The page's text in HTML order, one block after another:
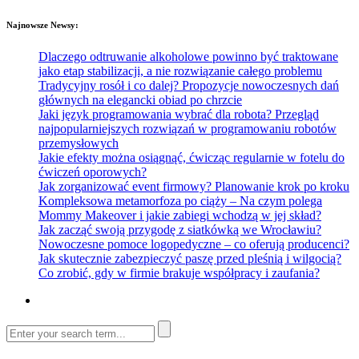
Najnowsze Newsy:
Dlaczego odtruwanie alkoholowe powinno być traktowane
jako etap stabilizacji, a nie rozwiązanie całego problemu
Tradycyjny rosół i co dalej? Propozycje nowoczesnych dań
głównych na elegancki obiad po chrzcie
Jaki język programowania wybrać dla robota? Przegląd
najpopularniejszych rozwiązań w programowaniu robotów
przemysłowych
Jakie efekty można osiągnąć, ćwicząc regularnie w fotelu do
ćwiczeń oporowych?
Jak zorganizować event firmowy? Planowanie krok po kroku
Kompleksowa metamorfoza po ciąży – Na czym polega
Mommy Makeover i jakie zabiegi wchodzą w jej skład?
Jak zacząć swoją przygodę z siatkówką we Wrocławiu?
Nowoczesne pomoce logopedyczne – co oferują producenci?
Jak skutecznie zabezpieczyć paszę przed pleśnią i wilgocią?
Co zrobić, gdy w firmie brakuje współpracy i zaufania?